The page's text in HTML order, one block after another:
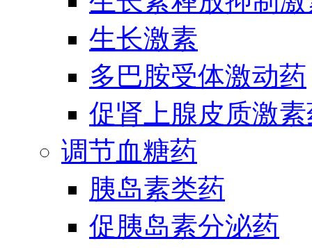
生长激素
多巴胺受体激动药
促肾上腺皮质激
调节血糖药
胰岛素类药
促胰岛素分泌药